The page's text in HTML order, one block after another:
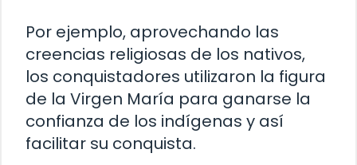
Por ejemplo, aprovechando las
creencias religiosas de los nativos,
los conquistadores utilizaron la figura
de la Virgen María para ganarse la
confianza de los indígenas y así
facilitar su conquista.